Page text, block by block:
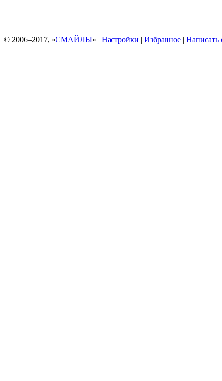
© 2006–2017, «СМАЙЛЫ» | Настройки | Избранное | Написать